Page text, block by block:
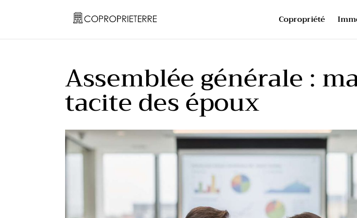
Copropriété
Assemblée générale :
tacite des époux